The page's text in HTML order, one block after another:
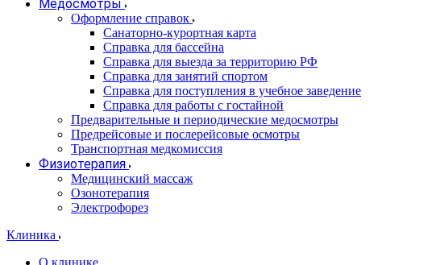
Медосмотры
Оформление справок
Санаторно-курортная карта
Справка для бассейна
Справка для выезда за территорию РФ
Справка для занятий спортом
Справка для поступления в учебное заведение
Справка для работы с гостайной
Предварительные и периодические медосмотры
Предрейсовые и послерейсовые осмотры
Транспортная медкомиссия
Физиотерапия
Медицинский массаж
Озонотерапия
Электрофорез
Клиника
О клинике